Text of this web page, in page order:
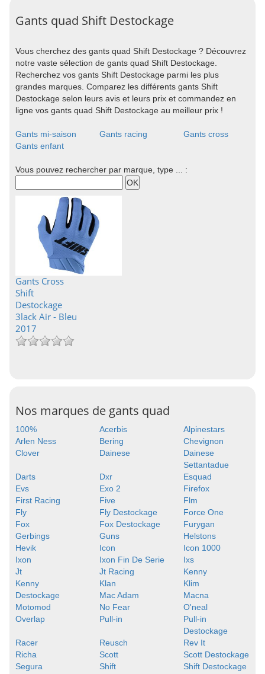
Gants quad Shift Destockage
Vous cherchez des gants quad Shift Destockage ? Découvrez
notre vaste sélection de gants quad Shift Destockage.
Recherchez vos gants Shift Destockage parmi les plus
grandes marques. Comparez les différents gants Shift
Destockage selon leurs avis et leurs prix et commandez en
ligne vos gants quad Shift Destockage au meilleur prix !
Gants mi-saison Gants racing
Gants cross
Gants enfant
Vous pouvez rechercher par marque, type ... :
Gants Cross
Shift
Destockage
3lack Air - Bleu
2017
Nos marques de gants quad
100% Acerbis
Alpinestars
Arlen Ness
Bering
Chevignon
Clover
Dainese
Dainese
Settantadue
Darts
Dxr
Esquad
Evs
Exo 2
Firefox
First Racing
Five
Flm
Fly
Fly Destockage
Force One
Fox
Fox Destockage
Furygan
Gerbings
Guns
Helstons
Hevik
Icon
Icon 1000
Ixon
Ixon Fin De Serie
Ixs
Jt
Jt Racing
Kenny
Kenny
Destockage
Klan
Klim
Mac Adam
Macna
Motomod
No Fear
O'neal
Overlap
Pull-in
Pull-in
Destockage
Racer
Reusch
Rev It
Richa
Scott
Scott Destockage
Segura
Shift
Shift Destockage